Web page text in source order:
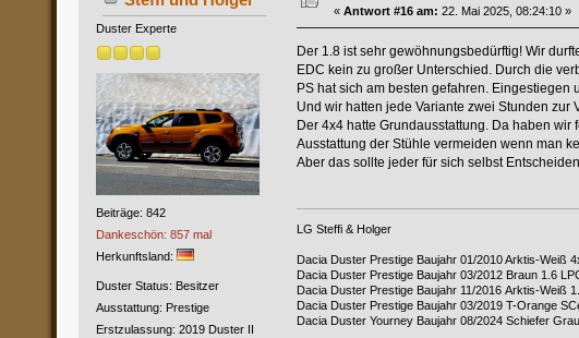
Duster Experte
Beiträge: 842
Dankeschön: 857 mal
Herkunftsland:
Duster Status: Besitzer
Ausstattung: Prestige
Erstzulassung: 2019 Duster II
« Antwort #16 am: 22. Mai 2025, 08:24:10 »
Der 1.8 ist sehr gewöhnungsbedürftig! Wir
EDC kein zu großer Unterschied. Durch die
PS hat sich am besten gefahren. Eingestiegen
Und wir hatten jede Variante zwei Stunden zur
Der 4x4 hatte Grundausstattung. Da haben
Ausstattung der Stühle vermeiden wenn man
Aber das sollte jeder für sich selbst
LG Steffi & Holger
Dacia Duster Prestige Baujahr 01/2010 Arktis-Weiß
Dacia Duster Prestige Baujahr 03/2012 Braun 1.6
Dacia Duster Prestige Baujahr 11/2016 Arktis-
Dacia Duster Prestige Baujahr 03/2019 T-Orange
Dacia Duster Yourney Baujahr 08/2024 Schiefer